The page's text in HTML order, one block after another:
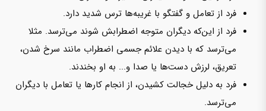
فرد از تعامل و گفتگو با غریبه‌ها ترس شدید دارد.
فرد از این‌که دیگران متوجه اضطرابش شوند‌ می‌ترسد. مثلا‌
می‌ترسد که با دیدن علائم جسمی اضطراب مانند سرخ شدن،
تعریق، لرزش‌ دست‌ها یا صدا و... به او بخندند.
فرد به دلیل خجالت کشیدن، از انجام کارها یا تعامل با دیگران‌
می‌ترسد.